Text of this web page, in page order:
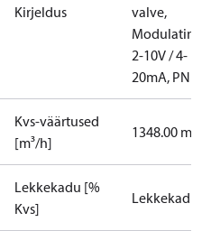
Kirjeldus
valve,
Modulating
2-10V / 4-
20mA, PN16
Kvs-väärtused
[m³/h]
1348.00 m³/h
Lekkekadu [%
Kvs]
Lekkekadu A